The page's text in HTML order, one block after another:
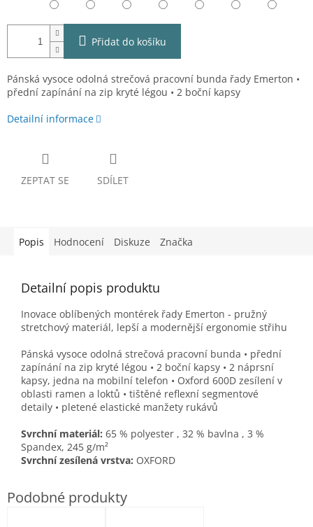
Přidat do košíku
Pánská vysoce odolná strečová pracovní bunda řady Emerton •
přední zapínání na zip kryté légou • 2 boční kapsy
Detailní informace
ZEPTAT SE SDÍLET
Popis Hodnocení Diskuze Značka
Detailní popis produktu
Inovace oblíbených montérek řady Emerton - pružný
stretchový materiál, lepší a modernější ergonomie střihu
Pánská vysoce odolná strečová pracovní bunda • přední
zapínání na zip kryté légou • 2 boční kapsy • 2 náprsní
kapsy, jedna na mobilní telefon • Oxford 600D zesílení v
oblasti ramen a loktů • tištěné reflexní segmentové
detaily • pletené elastické manžety rukávů
Svrchní materiál: 65 % polyester , 32 % bavlna , 3 %
Spandex, 245 g/m²
Svrchní zesílená vrstva: OXFORD